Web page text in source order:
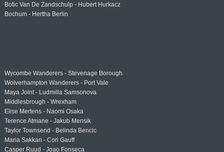
Botic Van De Zandschulp - Hubert Hurkacz
Bochum - Hertha Berlin
Wycombe Wanderers - Stevenage Borough
Wolverhampton Wanderers - Port Vale
Maya Joint - Ludmilla Samsonova
Middlesbrough - Wrexham
Elise Mertens - Naomi Osaka
Terence Atmane - Jakub Mensik
Taylor Townsend - Belinda Bencic
Maria Sakkari - Cori Gauff
Casper Ruud - Joao Fonseca